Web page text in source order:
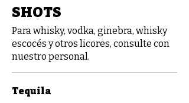
SHOTS
Para whisky, vodka, ginebra, whisky
escocés y otros licores, consulte con
nuestro personal.
Tequila